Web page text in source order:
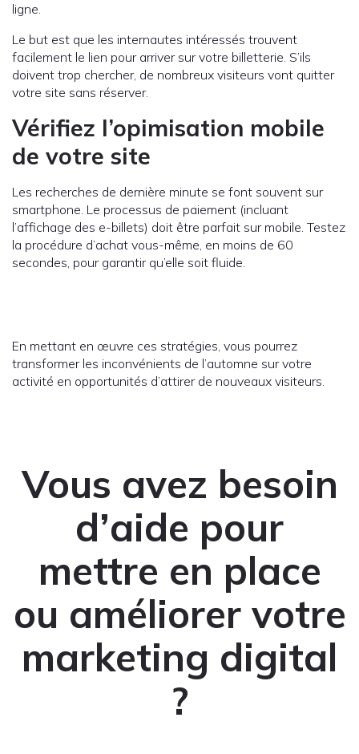
ligne.
Le but est que les internautes intéressés trouvent
facilement le lien pour arriver sur votre billetterie. S’ils
doivent trop chercher, de nombreux visiteurs vont quitter
votre site sans réserver.
Vérifiez l’opimisation mobile
de votre site
Les recherches de dernière minute se font souvent sur
smartphone. Le processus de paiement (incluant
l’affichage des e-billets) doit être parfait sur mobile. Testez
la procédure d’achat vous-même, en moins de 60
secondes, pour garantir qu’elle soit fluide.
En mettant en œuvre ces stratégies, vous pourrez
transformer les inconvénients de l’automne sur votre
activité en opportunités d’attirer de nouveaux visiteurs.
Vous avez besoin
d’aide pour
mettre en place
ou améliorer votre
marketing digital
?